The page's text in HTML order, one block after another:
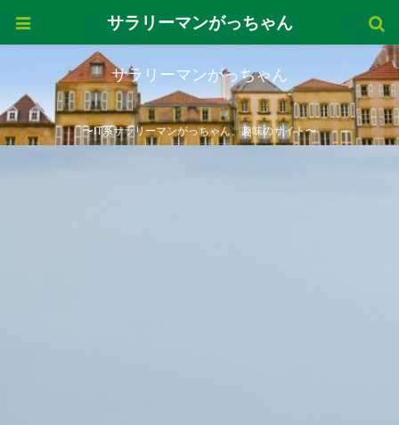
サラリーマンがっちゃん
〜IT系サラリーマンがっちゃん、趣味のサイト〜
サラリーマンがっちゃん